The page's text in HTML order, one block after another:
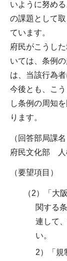
いように努め
の課題として
ています。
府民がこうし
いては、条例
は、当該行為
今後とも、こ
し条例の周知
ります。
（回答部局課名
府民文化部
（要望項目）
（2）「大
関する
連して
い。
2）「規